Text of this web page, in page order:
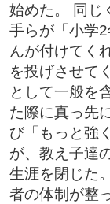
始めた。 同じ
手らが「小学
んが付けてく
を投げさせて
として一般を
た際に真っ先
び「もっと強
が、教え子達
生涯を閉じた
者の体制が整